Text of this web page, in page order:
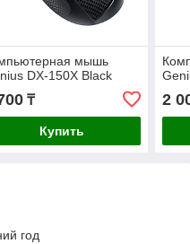
мышь
DX-150X Black
₸
Купить
2
год